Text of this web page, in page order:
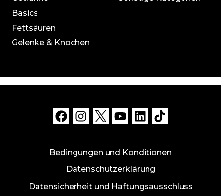
Basics
Fettsäuren
Gelenke & Knochen
Bedingungen und Konditionen
Datenschutzerklärung
Datensicherheit und Haftungsausschluss